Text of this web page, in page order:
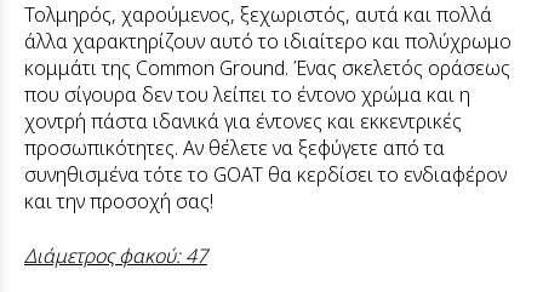
Τολμηρός, χαρούμενος, ξεχωριστός, αυτά και πολλά
άλλα χαρακτηρίζουν αυτό το ιδιαίτερο και πολύχρωμο
κομμάτι της Common Ground. Ένας σκελετός οράσεως
που σίγουρα δεν του λείπει το έντονο χρώμα και η
χοντρή πάστα ιδανικά για έντονες και εκκεντρικές
προσωπικότητες. Αν θέλετε να ξεφύγετε από τα
συνηθισμένα τότε το GOAT θα κερδίσει το ενδιαφέρον
και την προσοχή σας!
Διάμετρος φακού: 47